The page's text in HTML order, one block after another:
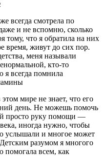
всегда смотрела по
и не вспомню, сколько
тому, что я обратила на них
время, живут до сих пор.
меня называли
кто-то
я всегда помнила
мире не знает, что его
день. Не можешь помочь
просто руку помощи —
иногда нужно, чтобы
услышали и многое может
разумом я многого
помогала всем, как